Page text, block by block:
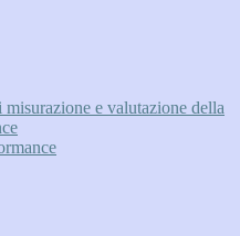
misurazione e valutazione della